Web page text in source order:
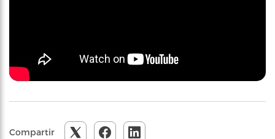
Compartir